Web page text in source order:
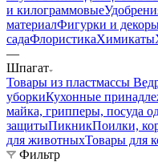
и килограммовые
материалФигурки и
садаФлористикаХимикаты
—
Шпагат
Товары из пластмассы
уборкиКухонные
майка, грипперы, посуда
защитыПикникПоилки,
для животныхТовары для
Фильтр